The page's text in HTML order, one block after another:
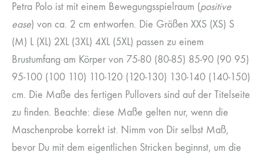
Petra Polo ist mit einem Bewegungsspielraum (positive
ease) von ca. 2 cm entworfen. Die Größen XXS (XS) S
(M) L (XL) 2XL (3XL) 4XL (5XL) passen zu einem
Brustumfang am Körper von 75-80 (80-85) 85-90 (90 95)
95-100 (100 110) 110-120 (120-130) 130-140 (140-150)
cm. Die Maße des fertigen Pullovers sind auf der Titelseite
zu finden. Beachte: diese Maße gelten nur, wenn die
Maschenprobe korrekt ist. Nimm von Dir selbst Maß,
bevor Du mit dem eigentlichen Stricken beginnst, um die